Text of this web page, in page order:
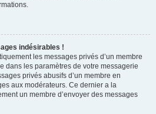
indésirables !
les messages privés d’un membre
dans les paramètres de votre messagerie
privés abusifs d’un membre en
aux modérateurs. Ce dernier a la
un membre d’envoyer des messages